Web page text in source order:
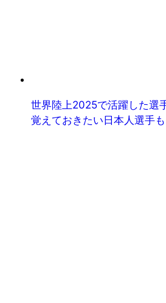
世界陸上2025で活躍した選
覚えておきたい日本人選手も